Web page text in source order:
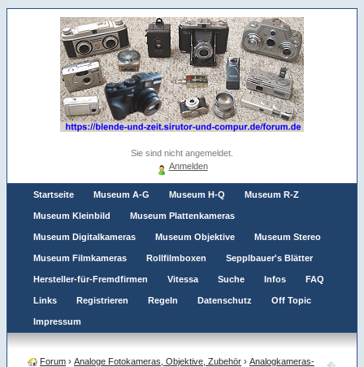
Sie sind nicht angemeldet.
Anmelden
Startseite Museum A-G Museum H-Q Museum R-Z
Museum Kleinbild Museum Plattenkameras
Museum Digitalkameras Museum Objektive Museum Stereo
Museum Filmkameras Rollfilmboxen Sepplbauer's Blätter
Hersteller-für-Fremdfirmen Vitessa Suche Infos FAQ
Links Registrieren Regeln Datenschutz Off Topic
Impressum
Forum › Analoge Fotokameras, Objektive, Zubehör › Analogkameras-